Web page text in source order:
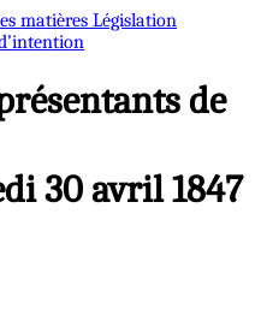
matières Législation
de
30 avril 1847